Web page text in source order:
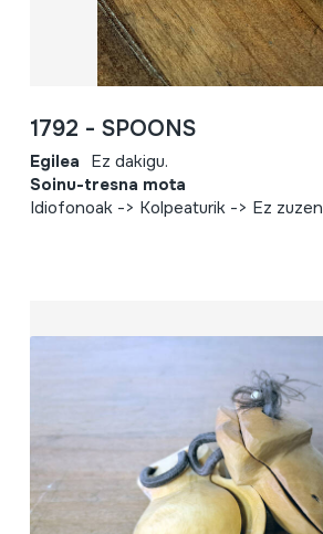
1792 - SPOONS
Egilea Ez dakigu.
Soinu-tresna mota
Idiofonoak -> Kolpeaturik -> Ez zuzen